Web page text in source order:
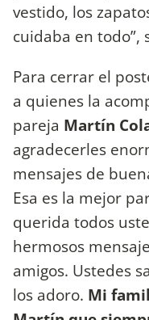
vestido, los
cuidaba en todo”,
Para cerrar el
a quienes la
pareja Martín
agradecerles
mensajes de
Esa es la mejor
querida todos
hermosos
amigos. Ustedes
los adoro. Mi